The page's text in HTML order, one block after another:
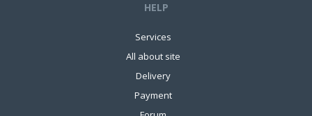
HELP
Services
All about site
Delivery
Payment